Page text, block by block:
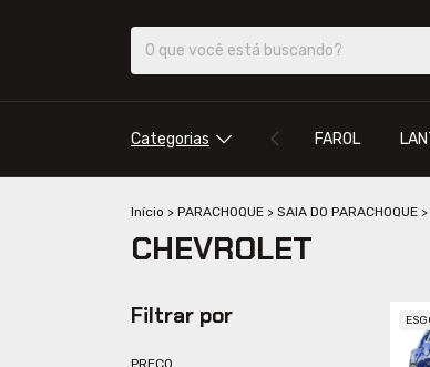
Categorias FAROL
Início > PARACHOQUE > SAIA DO PARACHOQUE >
CHEVROLET
Filtrar por
PREÇO